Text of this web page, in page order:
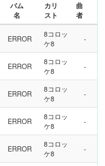
バム
名
カリ
スト
曲
者
ERROR
8コロッ
ケ8
ERROR
8コロッ
ケ8
ERROR
8コロッ
ケ8
ERROR
8コロッ
ケ8
ERROR
8コロッ
ケ8